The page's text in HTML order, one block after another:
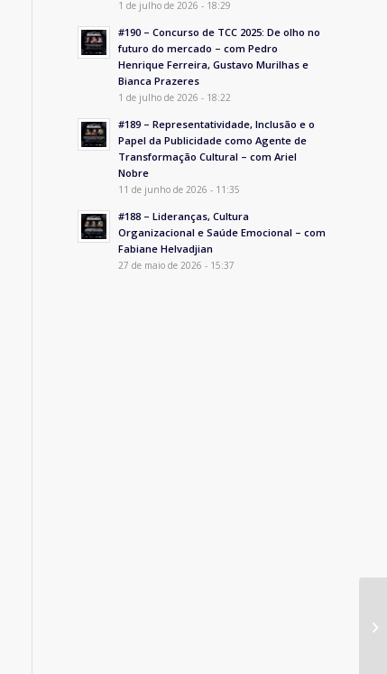
1 de julho de 2026 - 18:29
#190 – Concurso de TCC 2025: De olho no
futuro do mercado – com Pedro
Henrique Ferreira, Gustavo Murilhas e
Bianca Prazeres
1 de julho de 2026 - 18:22
#189 – Representatividade, Inclusão e o
Papel da Publicidade como Agente de
Transformação Cultural – com Ariel
Nobre
11 de junho de 2026 - 11:35
#188 – Lideranças, Cultura
Organizacional e Saúde Emocional – com
Fabiane Helvadjian
27 de maio de 2026 - 15:37